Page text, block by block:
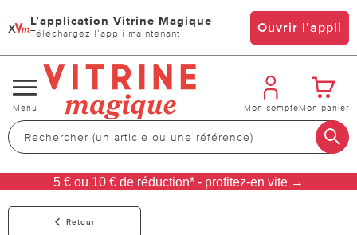
x L’application Vitrine Magique
Téléchargez l’appli maintenant Ouvrir l’appli
Changer
de
navigation
Menu Mon compteMon panier
5 € ou 10 € de réduction* - profitez-en vite →
Retour